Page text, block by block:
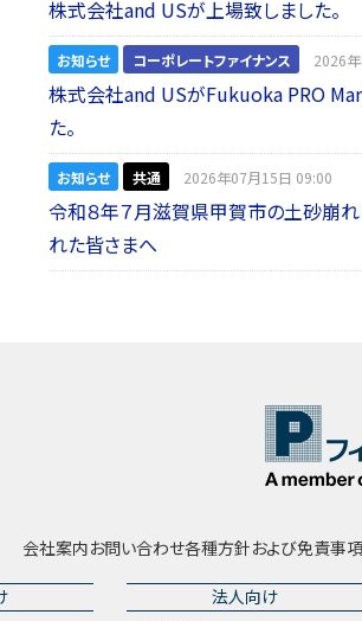
株式会社and USが上場致しました。
お知らせ コーポレートファイナンス 2026
株式会社and USがFukuoka PRO
た。
お知らせ 共通 2026年07月15日 09:00
令和８年７月滋賀県甲賀市の土砂崩
れた皆さまへ
会社案内お問い合わせ各種方針および免責事項
法人向け